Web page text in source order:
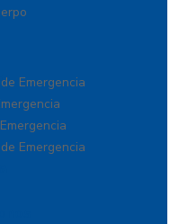
Emergencia
Emergencia